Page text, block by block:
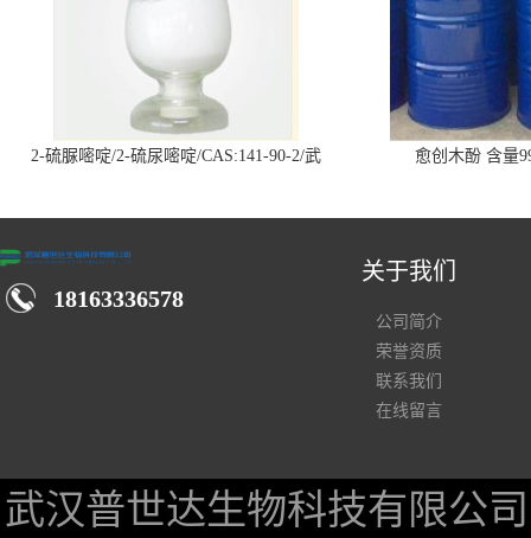
2-硫脲嘧啶/2-硫尿嘧啶/CAS:141-90-2/武
愈创木酚 含量
18163336578
关于我们
公司简介
荣誉资质
联系我们
在线留言
武汉普世达生物科技有限公司